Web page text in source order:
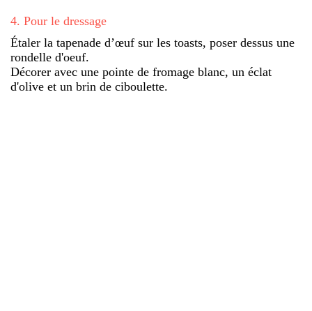
4. Pour le dressage
Étaler la tapenade d’œuf sur les toasts, poser dessus une
rondelle d'oeuf.
Décorer avec une pointe de fromage blanc, un éclat
d'olive et un brin de ciboulette.